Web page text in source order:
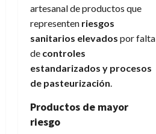
artesanal de productos que
representen riesgos
sanitarios elevados por falta
de controles
estandarizados y procesos
de pasteurización.
Productos de mayor
riesgo